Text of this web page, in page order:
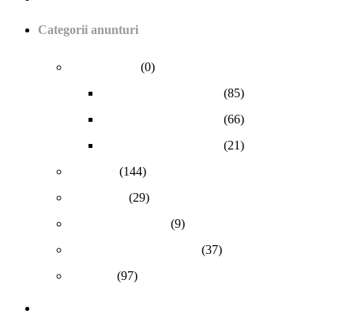
Categorii anunturi
(0)
(85)
(66)
(21)
(144)
(29)
(9)
(37)
(97)